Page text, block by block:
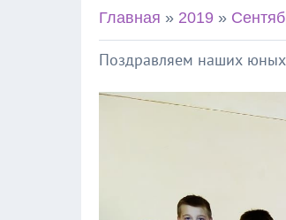
Главная » 2019 »
Поздравляем наших